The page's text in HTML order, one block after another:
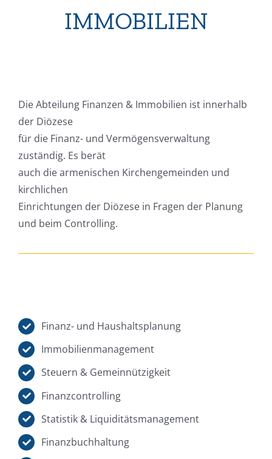
IMMOBILIEN
Die Abteilung Finanzen & Immobilien ist innerhalb
der Diözese
für die Finanz- und Vermögensverwaltung
zuständig. Es berät
auch die armenischen Kirchengemeinden und
kirchlichen
Einrichtungen der Diözese in Fragen der Planung
und beim Controlling.
Finanz- und Haushaltsplanung
Immobilienmanagement
Steuern & Gemeinnützigkeit
Finanzcontrolling
Statistik & Liquiditätsmanagement
Finanzbuchhaltung